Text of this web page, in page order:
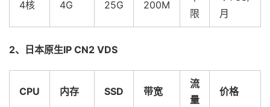
4核 4G 25G 200M
限
月
2、日本原生IP CN2 VDS
CPU 内存 SSD 带宽
流
量
价格